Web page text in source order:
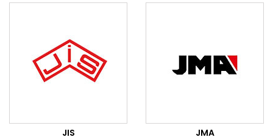
JIS JMA